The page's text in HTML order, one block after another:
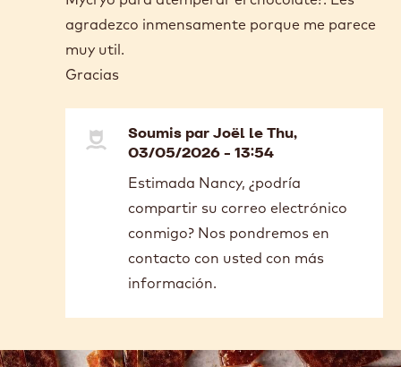
COMMENTS
Ajouter un commentaire
Soumis par Nancy Forero le Thu,
01/22/2026 - 22:58
Buenas tardes;
En Colombia donde puedo conseguir el
Mycryo para atemperar el chocolate?. Les
agradezco inmensamente porque me parece
Soumis par Joëlle Thu,